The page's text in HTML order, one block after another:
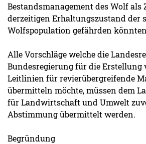
Bestandsmanagement des Wolf als
derzeitigen Erhaltungszustand der
Wolfspopulation gefährden
Alle Vorschläge welche die
Bundesregierung für die Erstellung
Leitlinien für revierübergreifende
übermitteln möchte, müssen dem
für Landwirtschaft und Umwelt
Abstimmung übermittelt werden.
Begründung